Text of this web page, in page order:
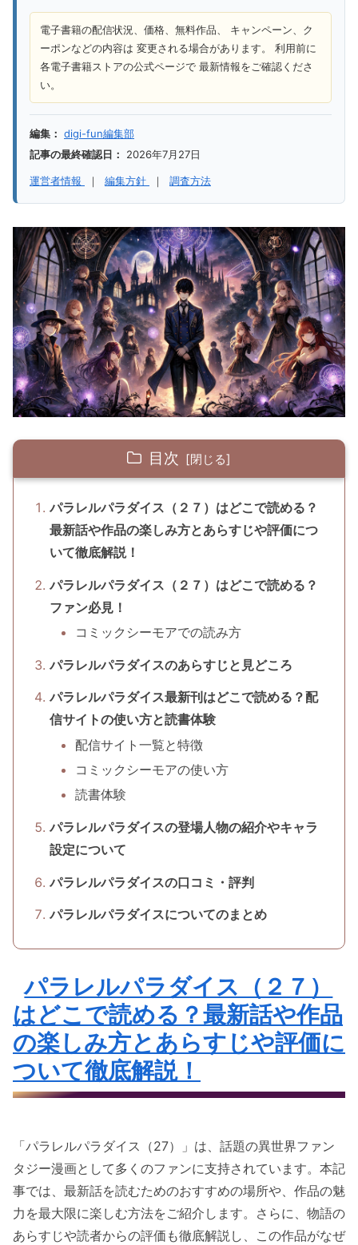
電子書籍の配信状況、価格、無料作品、 キャンペーン、ク
ーポンなどの内容は 変更される場合があります。 利用前に
各電子書籍ストアの公式ページで 最新情報をご確認くださ
い。
編集： digi-fun編集部
記事の最終確認日：
2026年7月27日
運営者情報 ｜ 編集方針 ｜ 調査方法
目次
パラレルパラダイス（２７）はどこで読める？
最新話や作品の楽しみ方とあらすじや評価につ
いて徹底解説！
パラレルパラダイス（２７）はどこで読める？
ファン必見！
コミックシーモアでの読み方
パラレルパラダイスのあらすじと見どころ
パラレルパラダイス最新刊はどこで読める？配
信サイトの使い方と読書体験
配信サイト一覧と特徴
コミックシーモアの使い方
読書体験
パラレルパラダイスの登場人物の紹介やキャラ
設定について
パラレルパラダイスの口コミ・評判
パラレルパラダイスについてのまとめ
パラレルパラダイス（２７）
はどこで読める？最新話や作品
の楽しみ方とあらすじや評価に
ついて徹底解説！
「パラレルパラダイス（27）」は、話題の異世界ファン
タジー漫画として多くのファンに支持されています。本記
事では、最新話を読むためのおすすめの場所や、作品の魅
力を最大限に楽しむ方法をご紹介します。さらに、物語の
あらすじや読者からの評価も徹底解説し、この作品がなぜ